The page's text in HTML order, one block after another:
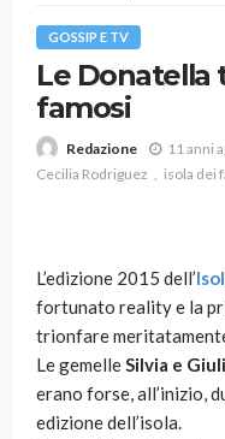
GOSSIP E TV
Le Donatella
famosi
Redazione 11 anni
Cecilia Rodriguez
isola dei
L’edizione 2015 dell’
fortunato reality e la
trionfare
Le gemelleSilvia e
erano forse, all’inizio,
edizione dell’isola.